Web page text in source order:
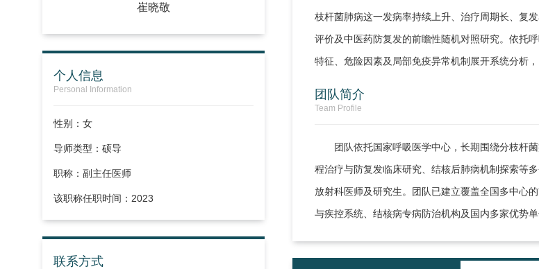
崔晓敬
个人信息
Personal Information
性别：女
导师类型：硕导
职称：副主任医师
该职称任职时间：2023
联系方式
枝杆菌肺病这一发病率持续上升、治疗周期长、复
评价及中医药防复发的前瞻性随机对照研究。依托
特征、危险因素及局部免疫异常机制展开系统分析
团队简介
Team Profile
团队依托国家呼吸医学中心，长期围绕分枝杆
程治疗与防复发临床研究、结核后肺病机制探索等
放射科医师及研究生。团队已建立覆盖全国多中心
与疾控系统、结核病专病防治机构及国内多家优势